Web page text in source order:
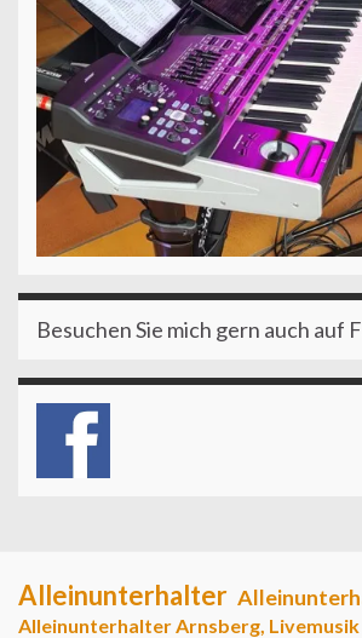
Besuchen Sie mich gern auch auf
Alleinunterhalter
Alleinunterhalter Arnsberg, Livemusik